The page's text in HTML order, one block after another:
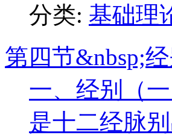
分类: 基础理
第四节&nbsp;
一、经别（
是十二经脉